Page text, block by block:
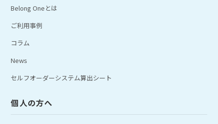
Belong Oneとは
ご利用事例
コラム
News
セルフオーダーシステム算出シート
個人の方へ